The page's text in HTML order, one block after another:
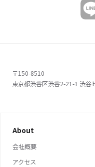
〒150-8510
東京都渋谷区渋谷2-21-1 渋谷
About
会社概要
アクセス